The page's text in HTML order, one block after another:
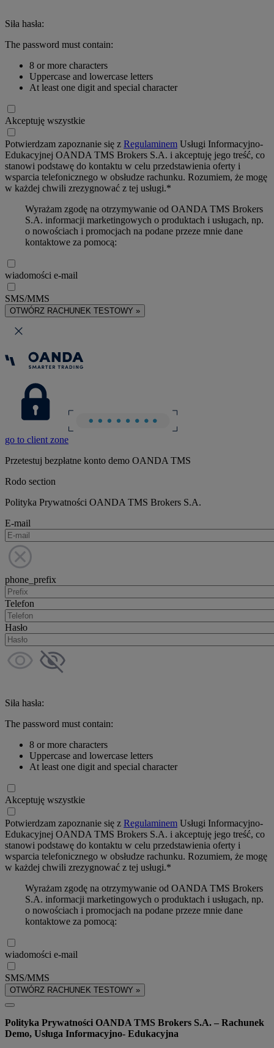
Siła hasła:
The password must contain:
8 or more characters
Uppercase and lowercase letters
At least one digit and special character
Akceptuję wszystkie
Potwierdzam zapoznanie się z Regulaminem Usługi Informacyjno-
Edukacyjnej OANDA TMS Brokers S.A. i akceptuję jego treść, co
stanowi podstawę do kontaktu w celu przedstawienia oferty i
wsparcia telefonicznego w obsłudze rachunku. Rozumiem, że mogę
w każdej chwili zrezygnować z tej usługi.*
Wyrażam zgodę na otrzymywanie od OANDA TMS Brokers
S.A. informacji marketingowych o produktach i usługach, np.
o nowościach i promocjach na podane przeze mnie dane
kontaktowe za pomocą:
wiadomości e-mail
SMS/MMS
OTWÓRZ RACHUNEK TESTOWY »
go to client zone
Przetestuj bezpłatne konto demo OANDA TMS
Rodo section
Polityka Prywatności OANDA TMS Brokers S.A.
E-mail
phone_prefix
Telefon
Hasło
Siła hasła:
The password must contain:
8 or more characters
Uppercase and lowercase letters
At least one digit and special character
Akceptuję wszystkie
Potwierdzam zapoznanie się z Regulaminem Usługi Informacyjno-
Edukacyjnej OANDA TMS Brokers S.A. i akceptuję jego treść, co
stanowi podstawę do kontaktu w celu przedstawienia oferty i
wsparcia telefonicznego w obsłudze rachunku. Rozumiem, że mogę
w każdej chwili zrezygnować z tej usługi.*
Wyrażam zgodę na otrzymywanie od OANDA TMS Brokers
S.A. informacji marketingowych o produktach i usługach, np.
o nowościach i promocjach na podane przeze mnie dane
kontaktowe za pomocą:
wiadomości e-mail
SMS/MMS
OTWÓRZ RACHUNEK TESTOWY »
Polityka Prywatności OANDA TMS Brokers S.A. – Rachunek
Demo, Usługa Informacyjno- Edukacyjna